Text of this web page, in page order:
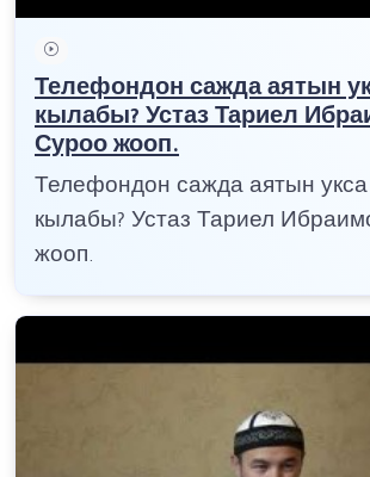
Телефондон сажда аятын
кылабы? Устаз Тариел
Суроо жооп.
Телефондон сажда аятын
кылабы? Устаз Тариел
жооп.